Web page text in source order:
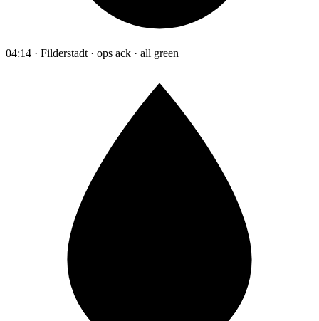
04:14 · Filderstadt · ops ack · all green